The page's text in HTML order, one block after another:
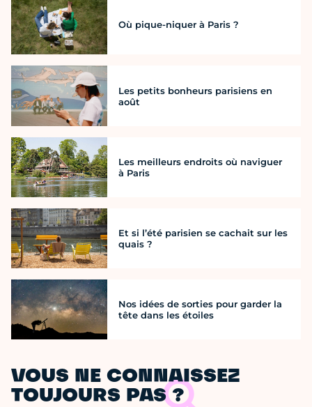
Où pique-niquer à Paris ?
Les petits bonheurs parisiens en
août
Les meilleurs endroits où naviguer
à Paris
Et si l’été parisien se cachait sur les
quais ?
Nos idées de sorties pour garder la
tête dans les étoiles
VOUS NE CONNAISSEZ
TOUJOURS PAS ?